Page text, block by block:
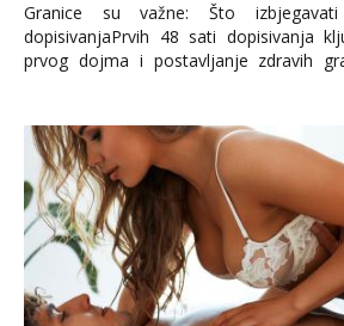
Granice su važne: Što
dopisivanjaPrvih 48 sati dopisivanja
prvog dojma i postavljanje zdravih
Važno je izbjeći prebrzo
informacija, jer nepoznata osoba
povjerenje. Takođe...